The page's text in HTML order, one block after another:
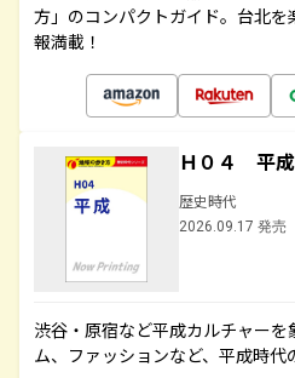
方」のコンパクトガイド。台北
報満載！
Ｈ０４ 平成
歴史時代
2026.09.17 発売
渋谷・原宿など平成カルチャー
ム、ファッションなど、平成時代